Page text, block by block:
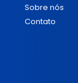
Sobre nós
Contato